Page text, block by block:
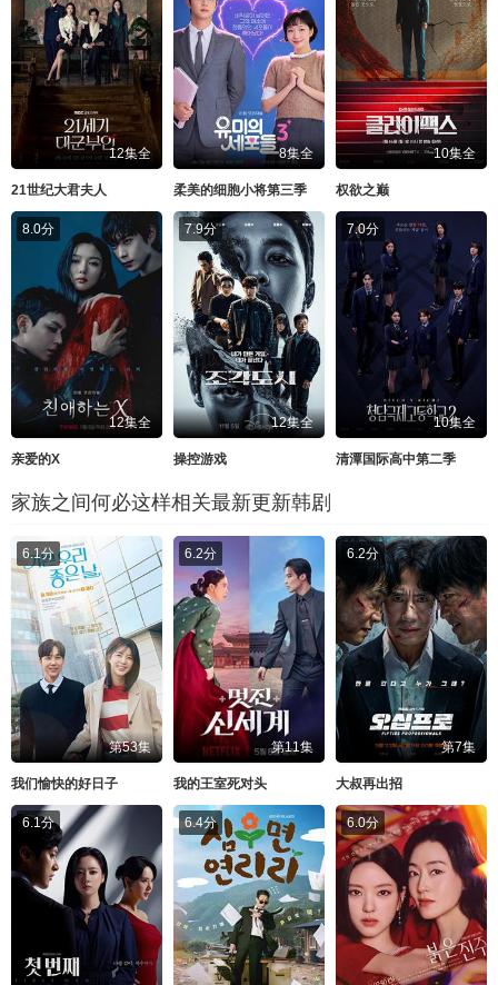
12集全
21世纪大君夫人
8集全
柔美的细胞小将第三季
10集全
权欲之巅
8.0分
12集全
亲爱的X
7.9分
12集全
操控游戏
7.0分
10集全
清潭国际高中第二季
家族之间何必这样相关最新更新韩剧
6.1分
第53集
我们愉快的好日子
6.2分
第11集
我的王室死对头
6.2分
第7集
大叔再出招
6.1分 6.4分 6.0分